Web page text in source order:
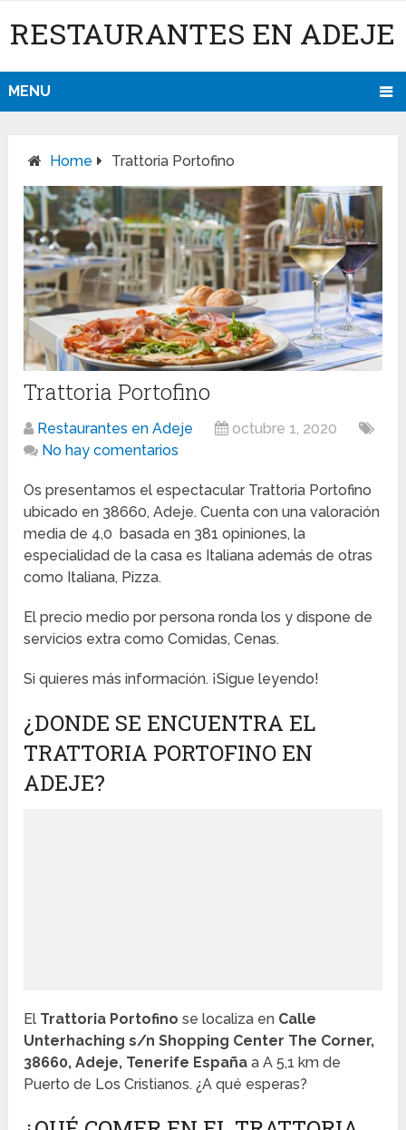
RESTAURANTES EN ADEJE
MENU
Home Trattoria Portofino
Trattoria Portofino
Restaurantes en Adeje
octubre 1, 2020
No hay comentarios
Os presentamos el espectacular Trattoria Portofino
ubicado en 38660, Adeje. Cuenta con una valoración
media de 4,0 basada en 381 opiniones, la
especialidad de la casa es Italiana además de otras
como Italiana, Pizza.
El precio medio por persona ronda los y dispone de
servicios extra como Comidas, Cenas.
Si quieres más información. ¡Sigue leyendo!
¿DONDE SE ENCUENTRA EL
TRATTORIA PORTOFINO EN
ADEJE?
El Trattoria Portofino se localiza en Calle
Unterhaching s/n Shopping Center The Corner,
38660, Adeje, Tenerife España a A 5,1 km de
Puerto de Los Cristianos. ¿A qué esperas?